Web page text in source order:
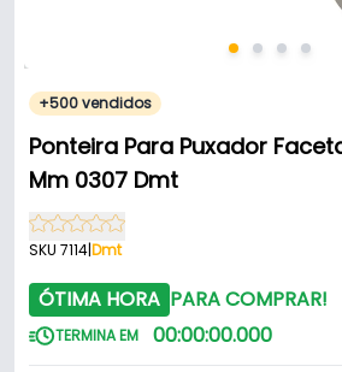
+500 vendidos
Ponteira Para Puxador
Mm 0307 Dmt
SKU 7114|Dmt
ÓTIMA HORA PARA COMPRAR!
TERMINA EM 00:00:00.000